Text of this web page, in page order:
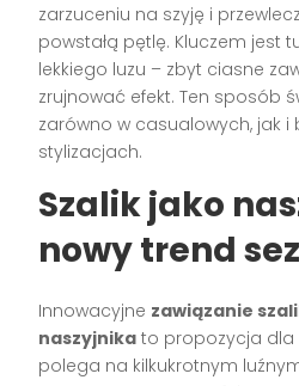
zarzuceniu na szyję i
powstałą pętlę. Kluczem jest
lekkiego luzu – zbyt ciasne
zrujnować efekt. Ten sposób
zarówno w casualowych, jak
stylizacjach.
Szalik jako
nowy trend
Innowacyjne zawiązanie
naszyjnika to propozycja dla
polega na kilkukrotnym